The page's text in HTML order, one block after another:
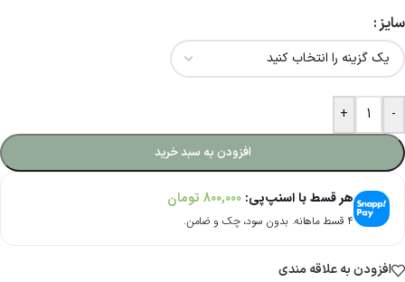
سایز
-
+
افزودن به سبد خرید
هر قسط با اسنپ‌پی: 800,000 تومان
۴ قسط ماهانه. بدون سود، چک و ضامن.
افزودن به علاقه مندی